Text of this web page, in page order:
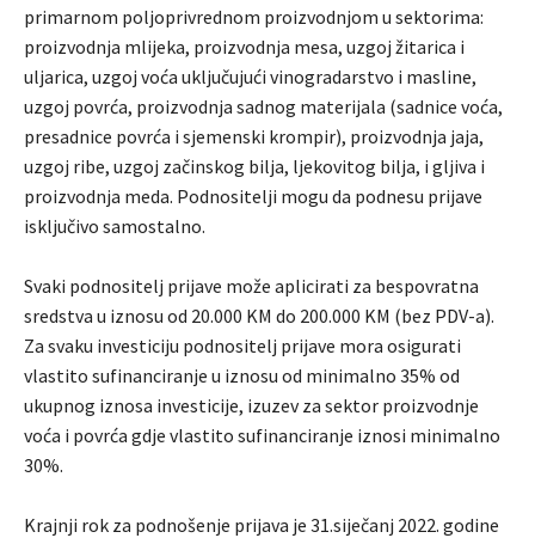
primarnom poljoprivrednom proizvodnjom u sektorima:
proizvodnja mlijeka, proizvodnja mesa, uzgoj žitarica i
uljarica, uzgoj voća uključujući vinogradarstvo i masline,
uzgoj povrća, proizvodnja sadnog materijala (sadnice voća,
presadnice povrća i sjemenski krompir), proizvodnja jaja,
uzgoj ribe, uzgoj začinskog bilja, ljekovitog bilja, i gljiva i
proizvodnja meda. Podnositelji mogu da podnesu prijave
isključivo samostalno.
Svaki podnositelj prijave može aplicirati za bespovratna
sredstva u iznosu od 20.000 KM do 200.000 KM (bez PDV-a).
Za svaku investiciju podnositelj prijave mora osigurati
vlastito sufinanciranje u iznosu od minimalno 35% od
ukupnog iznosa investicije, izuzev za sektor proizvodnje
voća i povrća gdje vlastito sufinanciranje iznosi minimalno
30%.
Krajnji rok za podnošenje prijava je 31.siječanj 2022. godine